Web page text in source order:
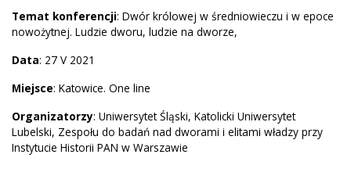
Temat konferencji: Dwór królowej w średniowieczu i w epoce
nowożytnej. Ludzie dworu, ludzie na dworze,
Data: 27 V 2021
Miejsce: Katowice. One line
Organizatorzy: Uniwersytet Śląski, Katolicki Uniwersytet
Lubelski, Zespołu do badań nad dworami i elitami władzy przy
Instytucie Historii PAN w Warszawie